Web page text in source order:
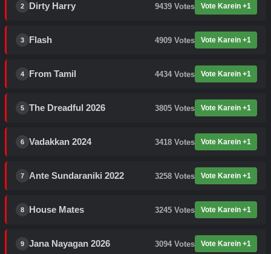
2 Dirty Harry 9439 Votes Vote Karein +1
3 Flash 4909 Votes Vote Karein +1
4 From Tamil 4434 Votes Vote Karein +1
5 The Dreadful 2026 3805 Votes Vote Karein +1
6 Vadakkan 2024 3418 Votes Vote Karein +1
7 Ante Sundaraniki 2022 3258 Votes Vote Karein +1
8 House Mates 3245 Votes Vote Karein +1
9 Jana Nayagan 2026 3094 Votes Vote Karein +1